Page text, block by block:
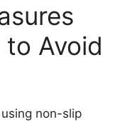
Avoid
non-slip